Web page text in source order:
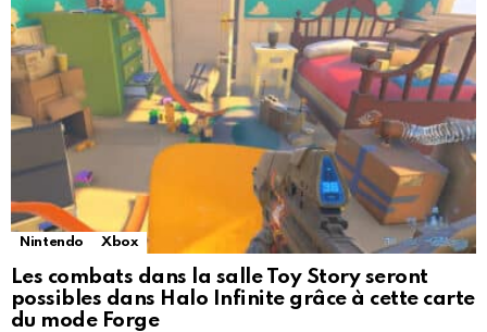
Nintendo Xbox
Les combats dans la salle Toy Story seront
possibles dans Halo Infinite grâce à cette carte
du mode Forge